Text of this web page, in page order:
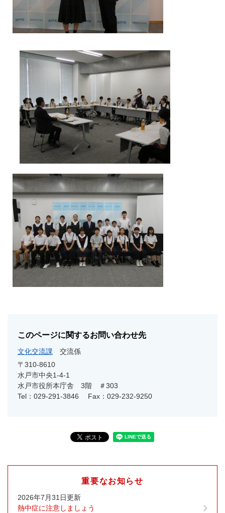
このページに関するお問い合わせ先
文化交流課
交流係
〒310-8610
水戸市中央1-4-1
水戸市役所本庁舎 3階 ＃303
Tel：029-291-3846
Fax：029-232-9250
重要なお知らせ
2026年7月31日更新
熱中症に注意しましょう